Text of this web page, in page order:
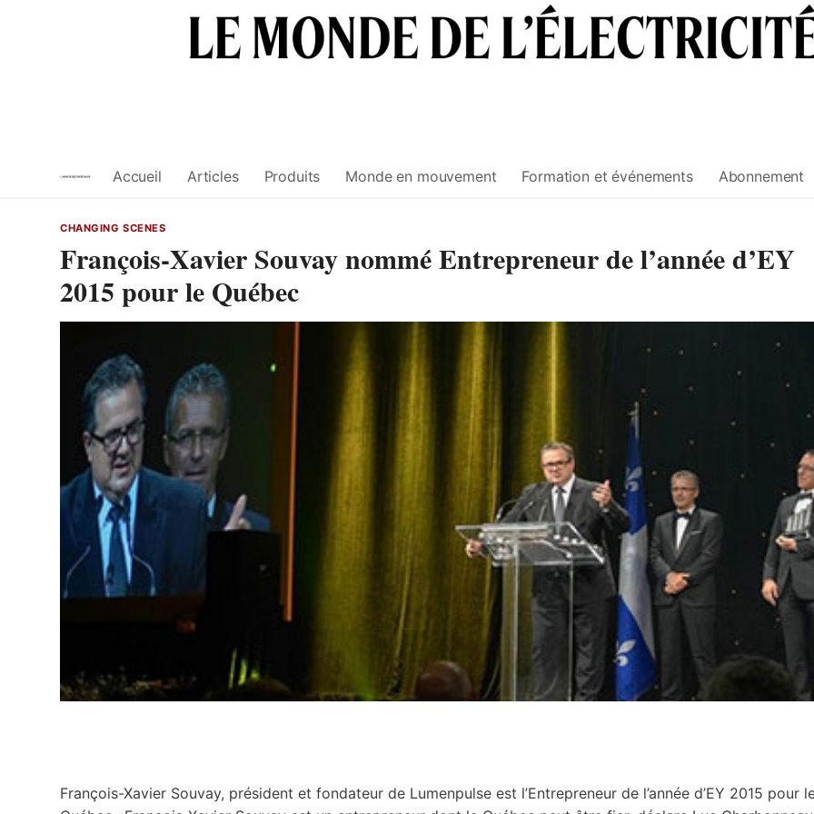
Accueil Articles Produits Monde en mouvement Formation et événements Abonnement
CHANGING SCENES
François-Xavier Souvay nommé Entrepreneur de l’année d’EY
2015 pour le Québec
François-Xavier Souvay, président et fondateur de Lumenpulse est l’Entrepreneur de l’année d’EY 2015 pour